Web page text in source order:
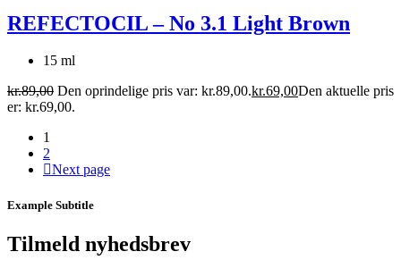
REFECTOCIL – No 3.1 Light Brown
15 ml
kr.89,00 Den oprindelige pris var: kr.89,00.kr.69,00Den aktuelle pris
er: kr.69,00.
1
2
Next page
Example Subtitle
Tilmeld nyhedsbrev